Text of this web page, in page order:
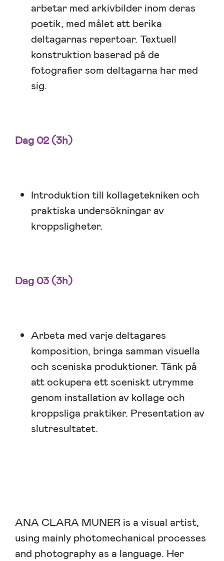
arbetar med arkivbilder inom deras
poetik, med målet att berika
deltagarnas repertoar. Textuell
konstruktion baserad på de
fotografier som deltagarna har med
sig.
Dag 02 (3h)
Introduktion till kollagetekniken och
praktiska undersökningar av
kroppsligheter.
Dag 03 (3h)
Arbeta med varje deltagares
komposition, bringa samman visuella
och sceniska produktioner. Tänk på
att ockupera ett sceniskt utrymme
genom installation av kollage och
kroppsliga praktiker. Presentation av
slutresultatet.
ANA CLARA MUNER is a visual artist,
using mainly photomechanical processes
and photography as a language. Her